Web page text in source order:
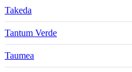
Takeda
Tantum Verde
Taumea